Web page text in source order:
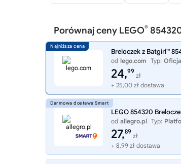
Porównaj ceny LEGO®
Breloczek z Batgirl™
od lego.com Typ:
24,99
zł
+ 25,00 zł dostawa
LEGO 854320
od allegro.pl Typ:
27,89
zł
+ 8,99 zł dostawa